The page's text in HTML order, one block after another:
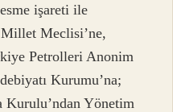
işareti ile
Meclisi’ne,
Petrolleri Anonim
Kurumu’na;
Kurulu’ndan Yönetim